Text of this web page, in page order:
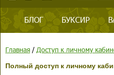
БЛОГ БУКСИР
Главная / Доступ к личному
Полный доступ к личному